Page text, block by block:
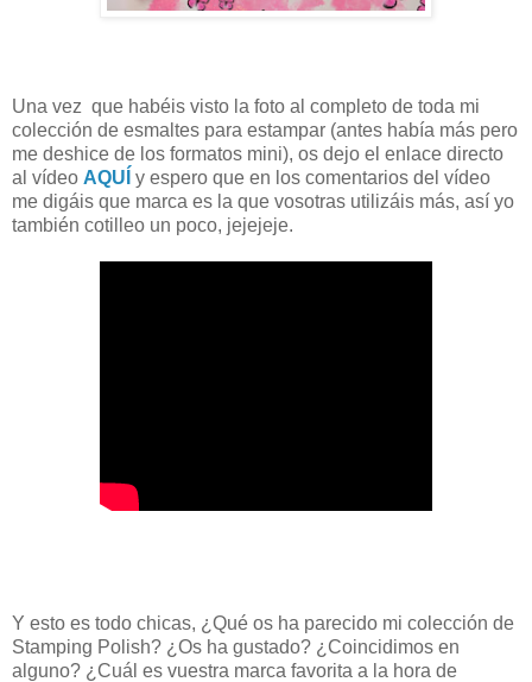
Una vez que habéis visto la foto al completo de toda mi
colección de esmaltes para estampar (antes había más pero
me deshice de los formatos mini), os dejo el enlace directo
al vídeo AQUÍ y espero que en los comentarios del vídeo
me digáis que marca es la que vosotras utilizáis más, así yo
también cotilleo un poco, jejejeje.
Y esto es todo chicas, ¿Qué os ha parecido mi colección de
Stamping Polish? ¿Os ha gustado? ¿Coincidimos en
alguno? ¿Cuál es vuestra marca favorita a la hora de